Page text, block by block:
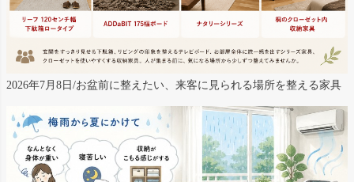
2026年7月8日/お盆前に整えたい、来客に見られる場所を整える家具